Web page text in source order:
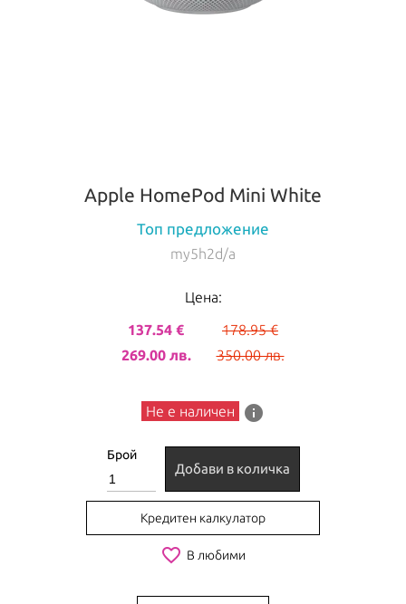
Apple HomePod Mini White
Топ предложение
my5h2d/a
Цена:
137.54 €
178.95 €
269.00 лв.
350.00 лв.
Не е наличен info
Брой
Добави в количка
Кредитен калкулатор
favorite_border В любими